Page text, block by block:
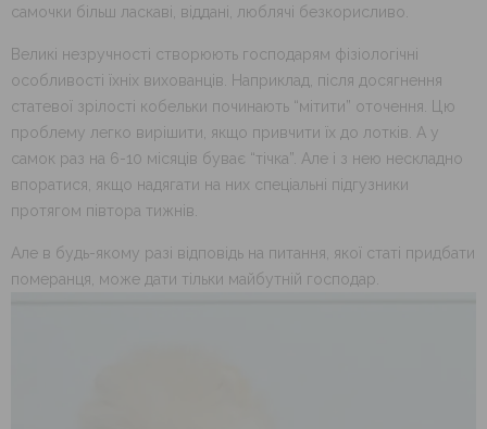
самочки більш ласкаві, віддані, люблячі безкорисливо.
Великі незручності створюють господарям фізіологічні
особливості їхніх вихованців. Наприклад, після досягнення
статевої зрілості кобельки починають “мітити” оточення. Цю
проблему легко вирішити, якщо привчити їх до лотків. А у
самок раз на 6-10 місяців буває “тічка”. Але і з нею нескладно
впоратися, якщо надягати на них спеціальні підгузники
протягом півтора тижнів.
Але в будь-якому разі відповідь на питання, якої статі придбати
померанця, може дати тільки майбутній господар.